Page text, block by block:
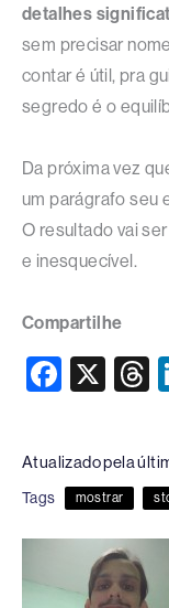
detalhes
sem precisar
contar é útil, pra
segredo é o
Da próxima vez
um parágrafo seu
O resultado vai
e inesquecível.
Compartilhe
F
c
e
b
o
o
X
T
e
a
d
s
Atualizado pela
Tags mostrar